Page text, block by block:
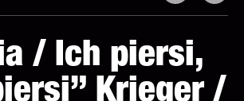
/ Ich piersi,
Krieger /